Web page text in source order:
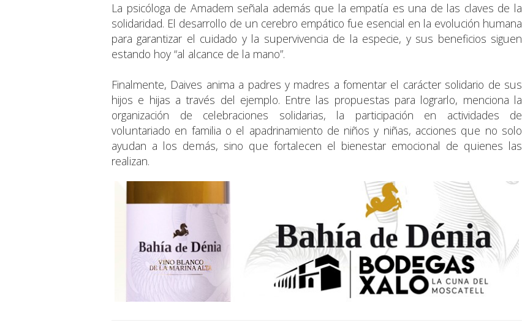
La psicóloga de Amadem señala además que la empatía es una de las claves de la
solidaridad. El desarrollo de un cerebro empático fue esencial en la evolución humana
para garantizar el cuidado y la supervivencia de la especie, y sus beneficios siguen
estando hoy “al alcance de la mano”.
Finalmente, Daives anima a padres y madres a fomentar el carácter solidario de sus
hijos e hijas a través del ejemplo. Entre las propuestas para lograrlo, menciona la
organización de celebraciones solidarias, la participación en actividades de
voluntariado en familia o el apadrinamiento de niños y niñas, acciones que no solo
ayudan a los demás, sino que fortalecen el bienestar emocional de quienes las
realizan.